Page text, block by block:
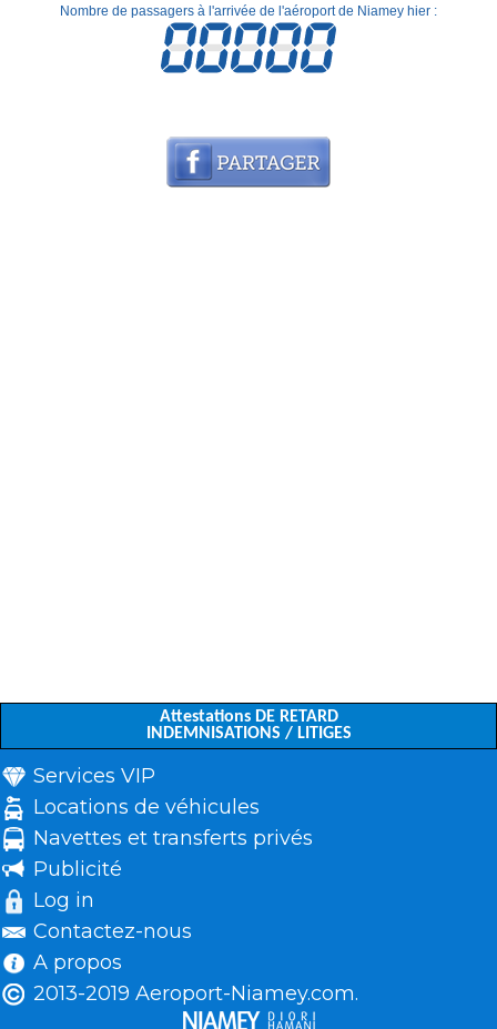
Nombre de passagers à l'arrivée de l'aéroport de Niamey hier :
Attestations DE RETARD
INDEMNISATIONS / LITIGES
Services VIP
Locations de véhicules
Navettes et transferts privés
Publicité
Log in
Contactez-nous
A propos
2013-2019 Aeroport-Niamey.com.